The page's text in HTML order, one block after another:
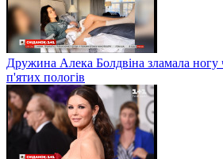
Дружина Алека Болдвіна зламала ногу
п'ятих пологів